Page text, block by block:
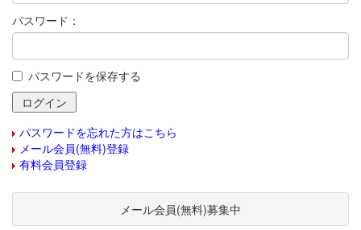
パスワード：
パスワードを保存する
パスワードを忘れた方はこちら
メール会員(無料)登録
有料会員登録
メール会員(無料)募集中